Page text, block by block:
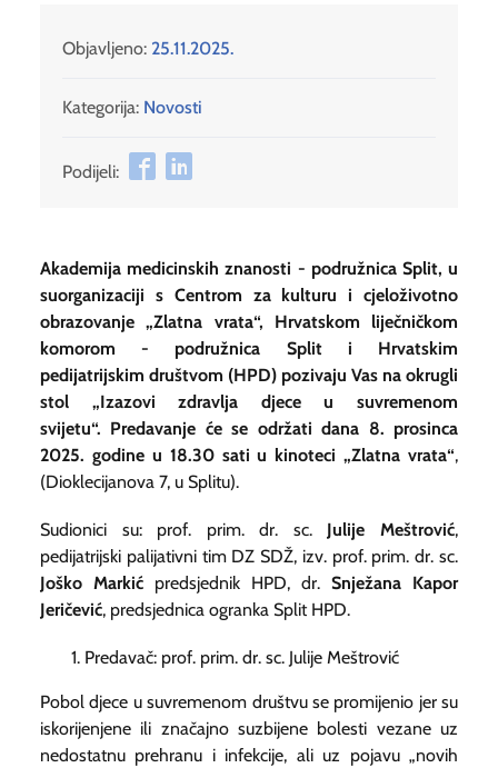
Objavljeno: 25.11.2025.
Kategorija: Novosti
Podijeli:
Akademija medicinskih znanosti - podružnica Split, u
suorganizaciji s Centrom za kulturu i cjeloživotno
obrazovanje „Zlatna vrata“, Hrvatskom liječničkom
komorom - podružnica Split i Hrvatskim
pedijatrijskim društvom (HPD) pozivaju Vas na okrugli
stol
„Izazovi zdravlja djece u suvremenom
svijetu“. Predavanje će se održati dana 8. prosinca
2025. godine u 18.30 sati u kinoteci „Zlatna vrata“,
(Dioklecijanova 7, u Splitu).
Sudionici su: prof. prim. dr. sc. Julije Meštrović,
pedijatrijski palijativni tim DZ SDŽ, izv. prof. prim. dr. sc.
Joško Markić predsjednik HPD, dr. Snježana Kapor
Jeričević, predsjednica ogranka Split HPD.
Predavač: prof. prim. dr. sc. Julije Meštrović
Pobol djece u suvremenom društvu se promijenio jer su
iskorijenjene ili značajno suzbijene bolesti vezane uz
nedostatnu prehranu i infekcije, ali uz pojavu „novih